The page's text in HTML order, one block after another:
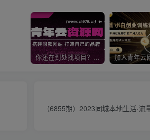
你还在到处找项目？还在当韭菜？我靠卖项目一个月收入5万+，曾经我也是个失败者。
（6855期）2023同城本地生活·